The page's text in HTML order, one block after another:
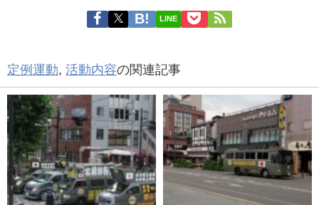
LINE
定例運動, 活動内容の関連記事